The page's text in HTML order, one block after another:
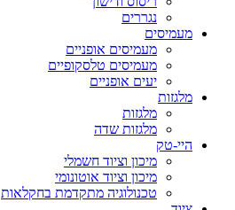
נגררים
מעמיסים
מעמיסים אופניים
מעמיסים טלסקופיים
יעים אופניים
מלגזות
מלגזות
מלגזות שדה
היי-טק
מיכון וציוד חשמלי
מיכון וציוד אוטונומי
טכנולוגיה מתקדמת בחקלאות